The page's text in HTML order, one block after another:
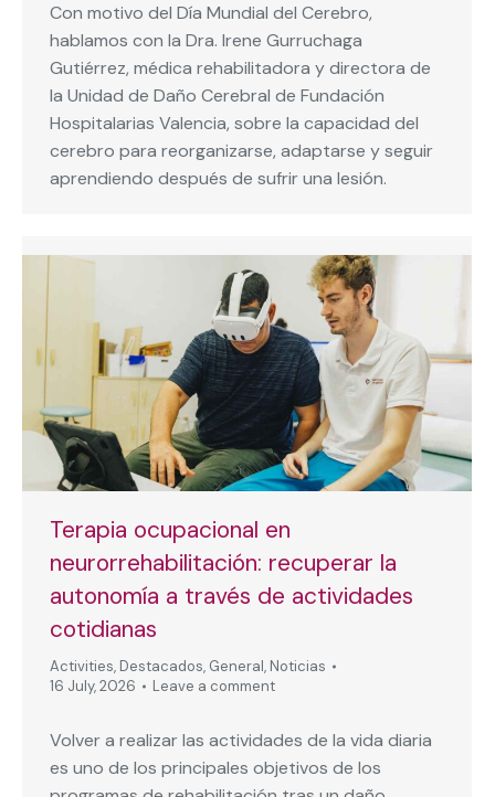
Con motivo del Día Mundial del Cerebro,
hablamos con la Dra. Irene Gurruchaga
Gutiérrez, médica rehabilitadora y directora de
la Unidad de Daño Cerebral de Fundación
Hospitalarias Valencia, sobre la capacidad del
cerebro para reorganizarse, adaptarse y seguir
aprendiendo después de sufrir una lesión.
Terapia ocupacional en
neurorrehabilitación: recuperar la
autonomía a través de actividades
cotidianas
Activities, Destacados, General, Noticias
16 July, 2026
Leave a comment
Volver a realizar las actividades de la vida diaria
es uno de los principales objetivos de los